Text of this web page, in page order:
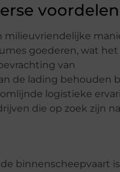
voordelen
milieuvriendelijke
goederen, wat het
van
de lading behouden
logistieke
die op zoek zijn
binnenscheepvaart